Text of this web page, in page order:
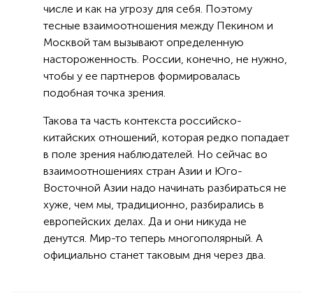
числе и как на угрозу для себя. Поэтому
тесные взаимоотношения между Пекином и
Москвой там вызывают определенную
настороженность. России, конечно, не нужно,
чтобы у ее партнеров формировалась
подобная точка зрения.
Такова та часть контекста российско-
китайских отношений, которая редко попадает
в поле зрения наблюдателей. Но сейчас во
взаимоотношениях стран Азии и Юго-
Восточной Азии надо начинать разбираться не
хуже, чем мы, традиционно, разбирались в
европейских делах. Да и они никуда не
денутся. Мир-то теперь многополярный. А
официально станет таковым дня через два.